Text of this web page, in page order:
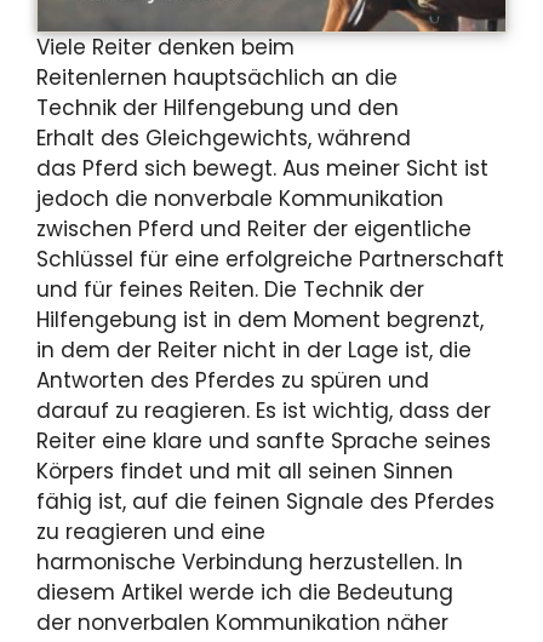
Viele Reiter denken beim
Reitenlernen hauptsächlich an die
Technik der Hilfengebung und den
Erhalt des Gleichgewichts, während
das Pferd sich bewegt. Aus meiner Sicht ist
jedoch die nonverbale Kommunikation
zwischen Pferd und Reiter der eigentliche
Schlüssel für eine erfolgreiche Partnerschaft
und für feines Reiten. Die Technik der
Hilfengebung ist in dem Moment begrenzt,
in dem der Reiter nicht in der Lage ist, die
Antworten des Pferdes zu spüren und
darauf zu reagieren. Es ist wichtig, dass der
Reiter eine klare und sanfte Sprache seines
Körpers findet und mit all seinen Sinnen
fähig ist, auf die feinen Signale des Pferdes
zu reagieren und eine
harmonische Verbindung herzustellen. In
diesem Artikel werde ich die Bedeutung
der nonverbalen Kommunikation näher